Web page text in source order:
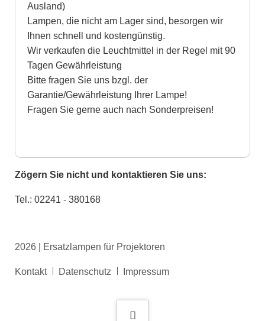
Ausland)
Lampen, die nicht am Lager sind, besorgen wir
Ihnen schnell und kostengünstig.
Wir verkaufen die Leuchtmittel in der Regel mit 90
Tagen Gewährleistung
Bitte fragen Sie uns bzgl. der
Garantie/Gewährleistung Ihrer Lampe!
Fragen Sie gerne auch nach Sonderpreisen!
Zögern Sie nicht und kontaktieren Sie uns:
Tel.: 02241 - 380168
2026 | Ersatzlampen für Projektoren
Navigation
Kontakt Datenschutz Impressum